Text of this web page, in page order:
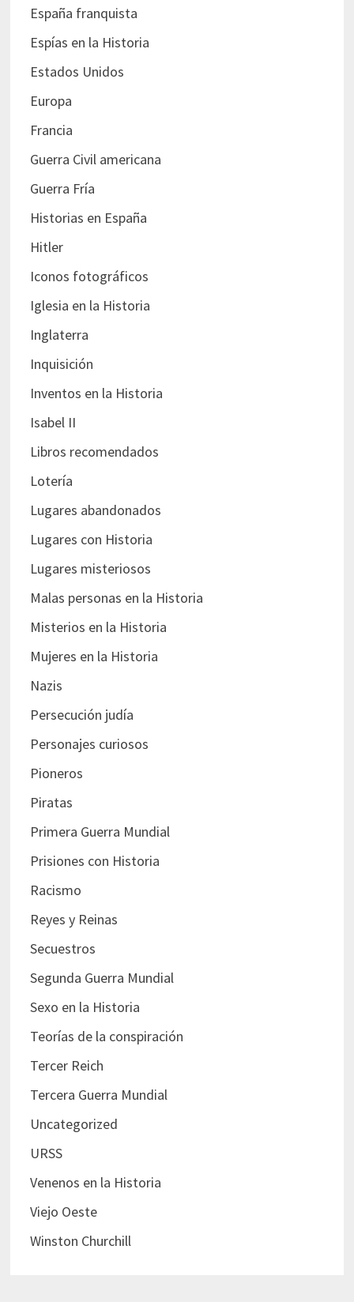
España franquista
Espías en la Historia
Estados Unidos
Europa
Francia
Guerra Civil americana
Guerra Fría
Historias en España
Hitler
Iconos fotográficos
Iglesia en la Historia
Inglaterra
Inquisición
Inventos en la Historia
Isabel II
Libros recomendados
Lotería
Lugares abandonados
Lugares con Historia
Lugares misteriosos
Malas personas en la Historia
Misterios en la Historia
Mujeres en la Historia
Nazis
Persecución judía
Personajes curiosos
Pioneros
Piratas
Primera Guerra Mundial
Prisiones con Historia
Racismo
Reyes y Reinas
Secuestros
Segunda Guerra Mundial
Sexo en la Historia
Teorías de la conspiración
Tercer Reich
Tercera Guerra Mundial
Uncategorized
URSS
Venenos en la Historia
Viejo Oeste
Winston Churchill